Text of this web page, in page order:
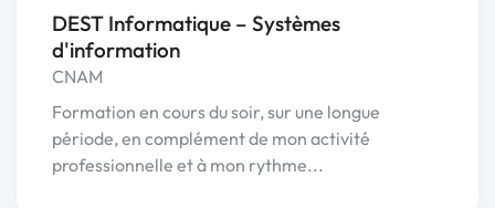
DEST Informatique – Systèmes
d'information
CNAM
Formation en cours du soir, sur une longue
période, en complément de mon activité
professionnelle et à mon rythme...